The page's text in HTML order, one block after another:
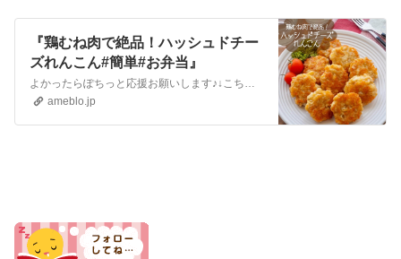
『鶏むね肉で絶品！ハッシュドチー
ズれんこん#簡単#お弁当』
よかったらぽちっと応援お願いします♪↓こちら Instagramはこちら 鶏むね肉とれんこんを使ったハッシュドれんこん♪鶏むね肉を叩くことで食感もよく食べ応…
ameblo.jp